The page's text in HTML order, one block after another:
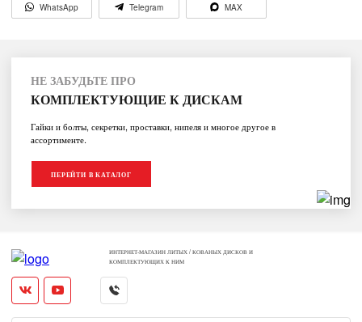
WhatsApp Telegram MAX
НЕ ЗАБУДЬТЕ ПРО
КОМПЛЕКТУЮЩИЕ К ДИСКАМ
Гайки и болты, секретки, проставки, нипеля и многое другое в
ассортименте.
ПЕРЕЙТИ В КАТАЛОГ
ИНТЕРНЕТ-МАГАЗИН ЛИТЫХ / КОВАНЫХ ДИСКОВ И
КОМПЛЕКТУЮЩИХ К НИМ